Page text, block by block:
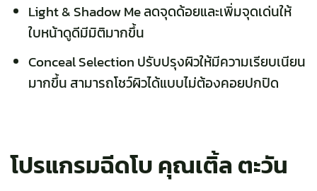
Light & Shadow Me ลดจุดด้อยและเพิ่มจุดเด่นให้
ใบหน้าดูดีมีมิติมากขึ้น
Conceal Selection ปรับปรุงผิวให้มีความเรียบเนียน
มากขึ้น สามารถโชว์ผิวได้แบบไม่ต้องคอยปกปิด
โปรแกรมฉีดโบ คุณเติ้ล ตะวัน